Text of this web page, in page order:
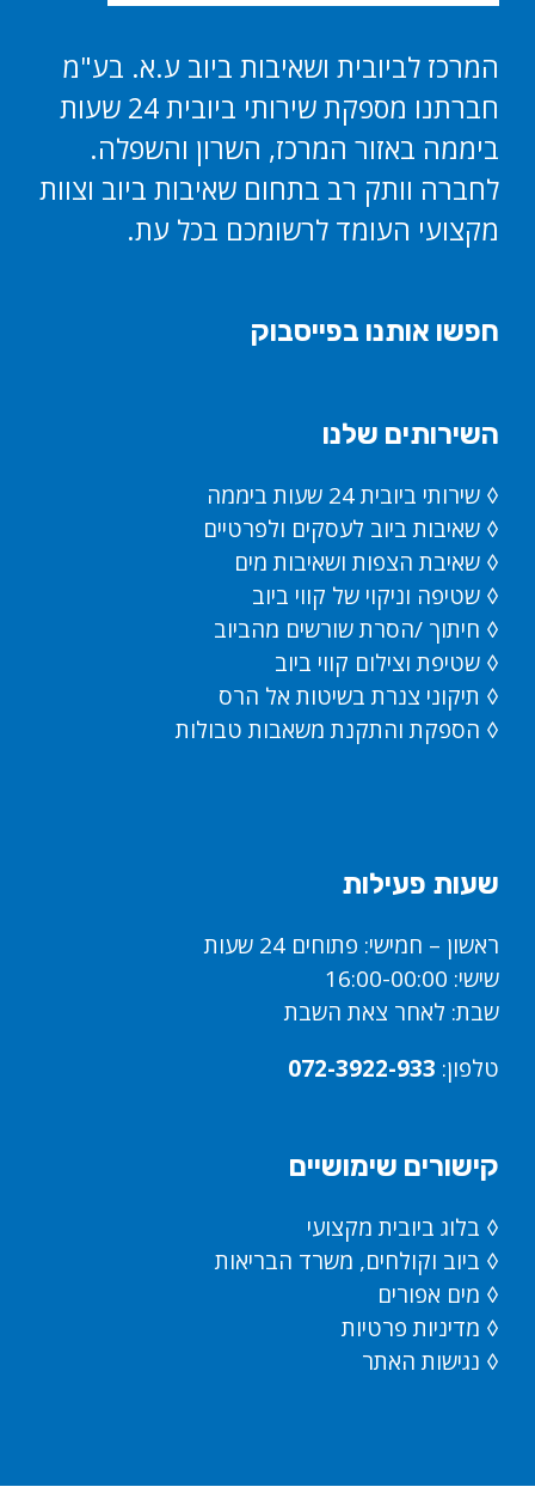
המרכז לביובית ושאיבות ביוב ע.א. בע"מ
חברתנו מספקת שירותי ביובית 24 שעות
ביממה באזור המרכז, השרון והשפלה.
לחברה וותק רב בתחום שאיבות ביוב וצוות
מקצועי העומד לרשומכם בכל עת.
חפשו אותנו בפייסבוק
השירותים שלנו
◊ שירותי ביובית 24 שעות ביממה
◊ שאיבות ביוב לעסקים ולפרטיים
◊ שאיבת הצפות ושאיבות מים
◊ שטיפה וניקוי של קווי ביוב
◊ חיתוך /הסרת שורשים מהביוב
◊ שטיפת וצילום קווי ביוב
◊ תיקוני צנרת בשיטות אל הרס
◊ הספקת והתקנת משאבות טבולות
שעות פעילות
ראשון – חמישי: פתוחים 24 שעות
שישי: 16:00-00:00
שבת: לאחר צאת השבת
טלפון: 072-3922-933
קישורים שימושיים
◊ בלוג ביובית מקצועי
◊ ביוב וקולחים, משרד הבריאות
◊ מים אפורים
◊ מדיניות פרטיות
◊ נגישות האתר